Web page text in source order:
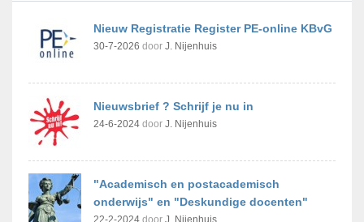
Nieuw Registratie Register PE-online KBvG
30-7-2026 door J. Nijenhuis
Nieuwsbrief ? Schrijf je nu in
24-6-2024 door J. Nijenhuis
"Academisch en postacademisch
onderwijs" en "Deskundige docenten"
22-2-2024 door J. Nijenhuis